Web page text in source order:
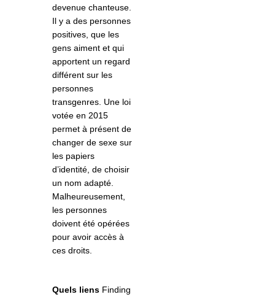
devenue chanteuse.
Il y a des personnes
positives, que les
gens aiment et qui
apportent un regard
différent sur les
personnes
transgenres. Une loi
votée en 2015
permet à présent de
changer de sexe sur
les papiers
d’identité, de choisir
un nom adapté.
Malheureusement,
les personnes
doivent été opérées
pour avoir accès à
ces droits.
Quels liens Finding